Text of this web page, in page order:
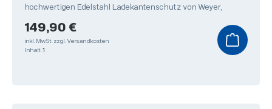
hochwertigen Edelstahl Ladekantenschutz von Weyer,
Regulärer Preis:
149,90 €
inkl. MwSt. zzgl. Versandkosten
Inhalt: 1